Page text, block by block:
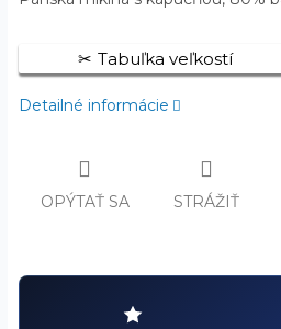
Tabuľka veľkostí
Detailné informácie
OPÝTAŤ SA STRÁŽIŤ